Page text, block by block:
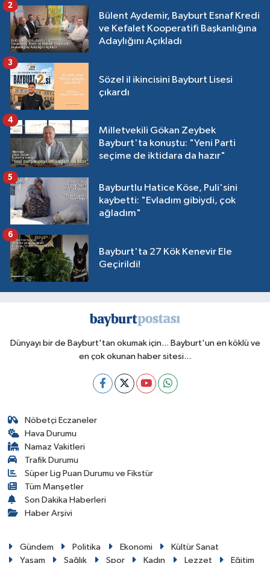
Bülent Aydemir, Bayburt Esnaf Kredi
ve Kefalet Kooperatifi Başkanlığına
Adaylığını Açıkladı
2
Sözel il ikincisini Bayburt Lisesi
çıkardı
3
Milletvekili Gökan Zeybek
Bayburt'ta konuştu: "Yeni Parti
seçime de iktidara da hazır"
4
Bayburtlu Hatice Köse, Puli'sini
kaybetti: "Evladım gibiydi, çok
ağladım"
5
Bayburt'ta 27 Kök Kenevir Ele
Geçirildi!
6
Dünyayı bir de Bayburt'tan okumak için... Bayburt'un en köklü ve
en çok okunan haber sitesi...
Nöbetçi Eczaneler
Hava Durumu
Namaz Vakitleri
Trafik Durumu
Süper Lig Puan Durumu ve Fikstür
Tüm Manşetler
Son Dakika Haberleri
Haber Arşivi
Gündem Politika Ekonomi
Kültür Sanat
Yaşam
Sağlık Spor Kadın Lezzet Eğitim